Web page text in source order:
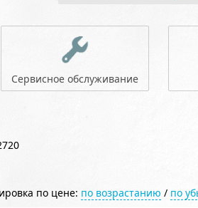
Сервисное обслуживание
по цене: по возрастанию / по